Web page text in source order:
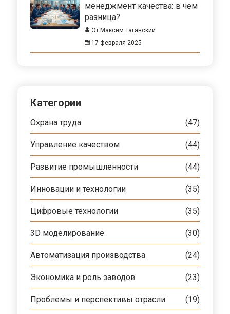
менеджмент качества: в чем
разница?
От Максим Таганский
17 февраля 2025
Категории
Охрана труда (47)
Управление качеством (44)
Развитие промышленности (44)
Инновации и технологии (35)
Цифровые технологии (35)
3D моделирование (30)
Автоматизация производства (24)
Экономика и роль заводов (23)
Проблемы и перспективы отрасли (19)